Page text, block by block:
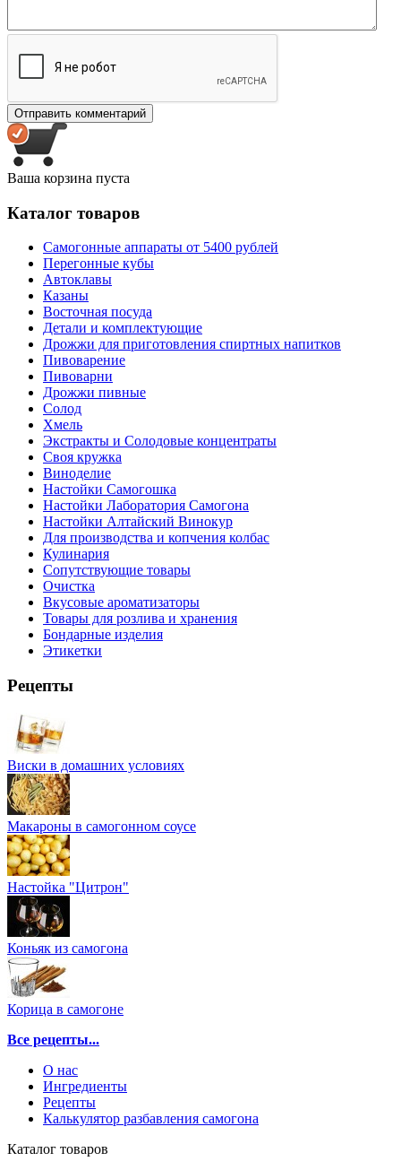
Ваша корзина пуста
Каталог товаров
Самогонные аппараты от 5400 рублей
Перегонные кубы
Автоклавы
Казаны
Восточная посуда
Детали и комплектующие
Дрожжи для приготовления спиртных напитков
Пивоварение
Пивоварни
Дрожжи пивные
Солод
Хмель
Экстракты и Солодовые концентраты
Своя кружка
Виноделие
Настойки Самогошка
Настойки Лаборатория Самогона
Настойки Алтайский Винокур
Для производства и копчения колбас
Кулинария
Сопутствующие товары
Очистка
Вкусовые ароматизаторы
Товары для розлива и хранения
Бондарные изделия
Этикетки
Рецепты
Виски в домашних условиях
Макароны в самогонном соусе
Настойка "Цитрон"
Коньяк из самогона
Корица в самогоне
Все рецепты...
О нас
Ингредиенты
Рецепты
Калькулятор разбавления самогона
Каталог товаров